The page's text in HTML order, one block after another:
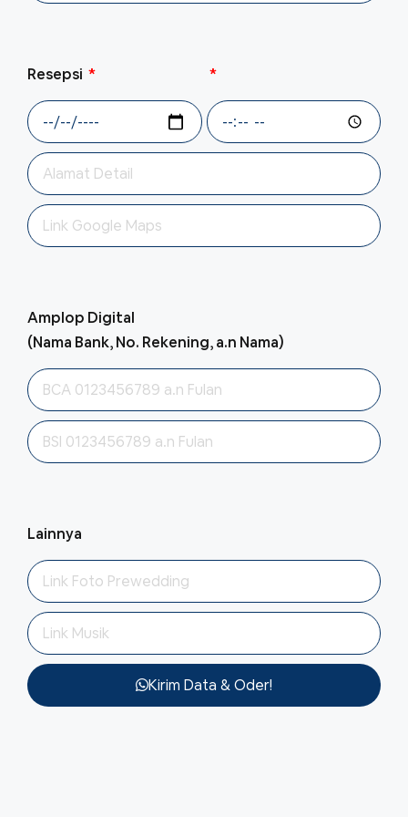
Resepsi
Amplop Digital
(Nama Bank, No. Rekening, a.n Nama)
Lainnya
Kirim Data & Oder!